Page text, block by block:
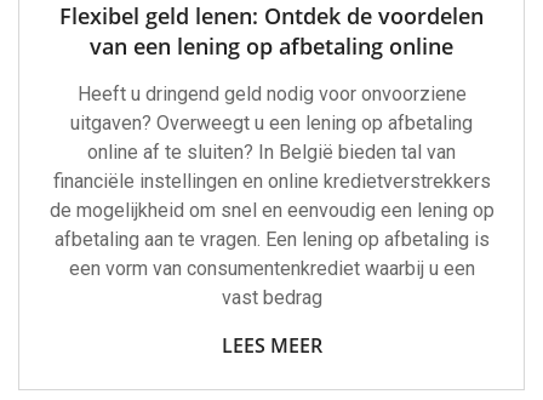
Flexibel geld lenen: Ontdek de voordelen
van een lening op afbetaling online
Heeft u dringend geld nodig voor onvoorziene
uitgaven? Overweegt u een lening op afbetaling
online af te sluiten? In België bieden tal van
financiële instellingen en online kredietverstrekkers
de mogelijkheid om snel en eenvoudig een lening op
afbetaling aan te vragen. Een lening op afbetaling is
een vorm van consumentenkrediet waarbij u een
vast bedrag
LEES MEER